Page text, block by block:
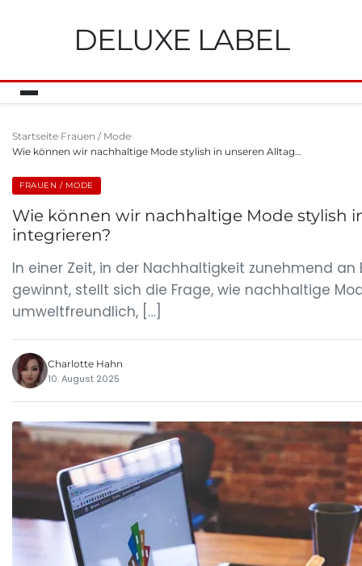
DELUXE LABEL
Startseite Frauen / Mode
Wie können wir nachhaltige Mode stylish in unseren Alltag…
FRAUEN / MODE
Wie können wir nachhaltige Mode stylish
integrieren?
In einer Zeit, in der Nachhaltigkeit zunehmend an
gewinnt, stellt sich die Frage, wie nachhaltige
umweltfreundlich, […]
Charlotte Hahn
10. August 2025